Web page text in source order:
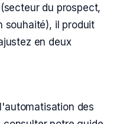
du prospect,
souhaité), il produit
en deux
des